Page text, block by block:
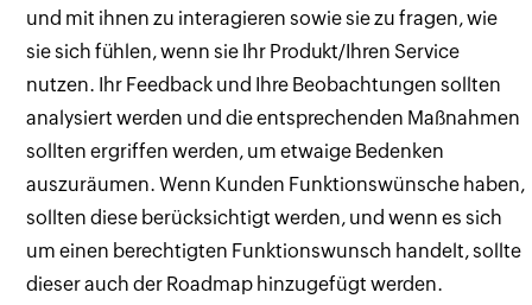
und mit ihnen zu interagieren sowie sie zu fragen, wie
sie sich fühlen, wenn sie Ihr Produkt/Ihren Service
nutzen. Ihr Feedback und Ihre Beobachtungen sollten
analysiert werden und die entsprechenden Maßnahmen
sollten ergriffen werden, um etwaige Bedenken
auszuräumen. Wenn Kunden Funktionswünsche haben,
sollten diese berücksichtigt werden, und wenn es sich
um einen berechtigten Funktionswunsch handelt, sollte
dieser auch der Roadmap hinzugefügt werden.